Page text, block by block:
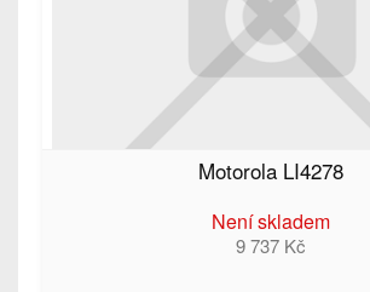
Motorola LI4278
Není skladem
9 737 Kč